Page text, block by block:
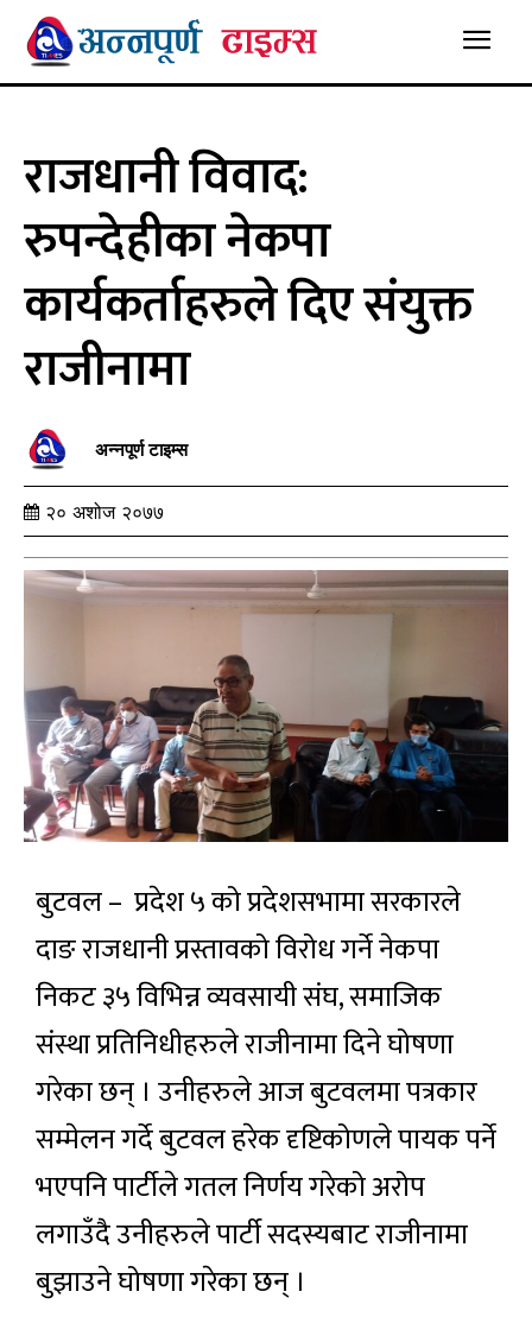
राजधानी विवाद:
रुपन्देहीका नेकपा
कार्यकर्ताहरुले दिए संयुक्त
राजीनामा
अन्नपूर्ण टाइम्स
२० अशोज २०७७
बुटवल – प्रदेश ५ को प्रदेशसभामा सरकारले
दाङ राजधानी प्रस्तावको विरोध गर्ने नेकपा
निकट ३५ विभिन्न व्यवसायी संघ, समाजिक
संस्था प्रतिनिधीहरुले राजीनामा दिने घोषणा
गरेका छन् । उनीहरुले आज बुटवलमा पत्रकार
सम्मेलन गर्दे बुटवल हरेक दृष्टिकोणले पायक पर्ने
भएपनि पार्टीले गतल निर्णय गरेको अरोप
लगाउँदै उनीहरुले पार्टी सदस्यबाट राजीनामा
बुझाउने घोषणा गरेका छन् ।